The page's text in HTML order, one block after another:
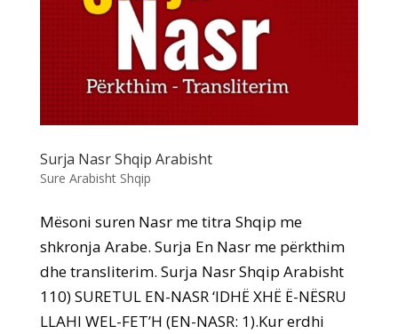
Surja Nasr Shqip Arabisht
Sure Arabisht Shqip
Mësoni suren Nasr me titra Shqip me
shkronja Arabe. Surja En Nasr me përkthim
dhe transliterim. Surja Nasr Shqip Arabisht
110) SURETUL EN-NASR ‘IDHË XHË Ë-NËSRU
LLAHI WEL-FET’H (EN-NASR: 1).Kur erdhi